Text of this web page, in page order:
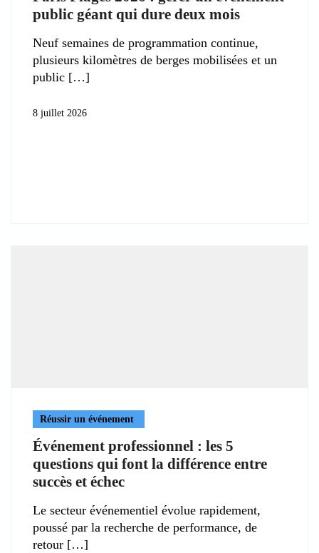
public géant qui dure deux mois
Neuf semaines de programmation continue,
plusieurs kilomètres de berges mobilisées et un
public
8 juillet 2026
Réussir un événement
Événement professionnel : les 5
questions qui font la différence entre
succès et échec
Le secteur événementiel évolue rapidement,
poussé par la recherche de performance, de
retour